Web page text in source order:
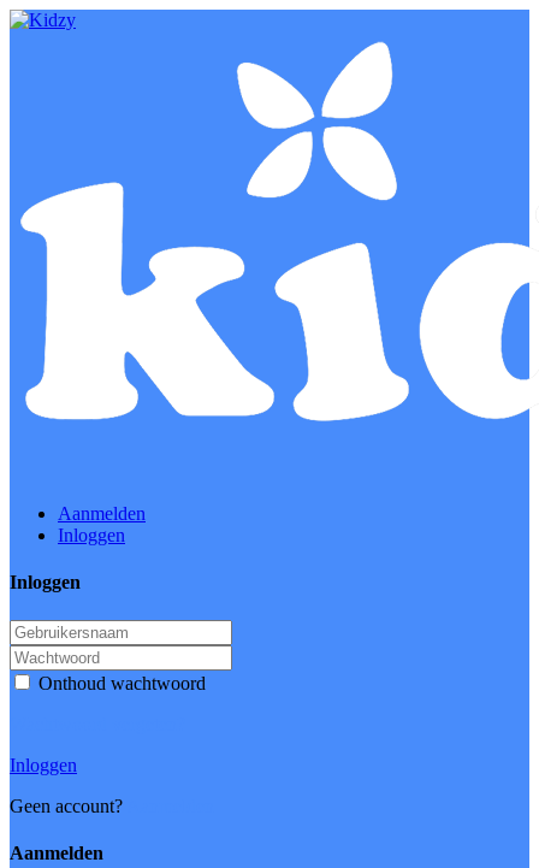
Aanmelden
Inloggen
Inloggen
Onthoud wachtwoord
Inloggen
Geen account?
Aanmelden